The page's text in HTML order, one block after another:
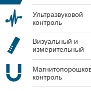
Ультразвуковой
контроль
Визуальный и
измерительный
контроль